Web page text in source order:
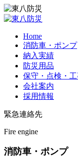
Home
消防車・ポンプ
納入実績
防災用品
保守・点検・
会社案内
採用情報
緊急連絡先
Fire engine
消防車・ポンプ